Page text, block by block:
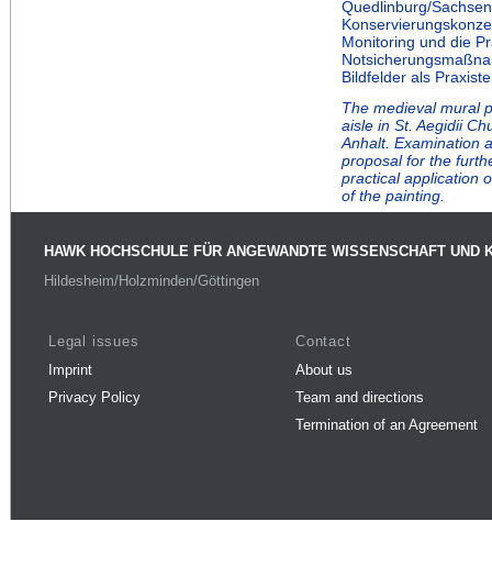
Quedlinburg/
Monitoring und die
Bildfelder als
The medieval mural
aisle in St. Aegidii
Anhalt. Examination
proposal for the
practical application
of the painting.
HAWK HOCHSCHULE FÜR ANGEWANDTE WISSENSCHAFT UND
Hildesheim/Holzminden/Göttingen
Legal issues
Imprint
Privacy Policy
Contact
About us
Team and directions
Termination of an Agreement